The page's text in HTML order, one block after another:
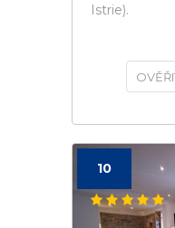
Istrie).
10